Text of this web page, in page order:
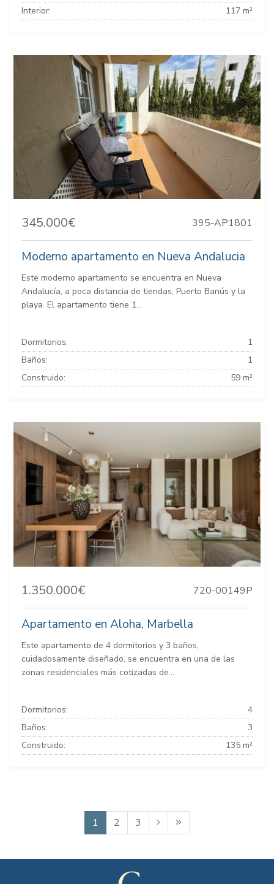
Interior:
117 m²
345.000€ 395-AP1801
Moderno apartamento en Nueva Andalucia
Este moderno apartamento se encuentra en Nueva
Andalucía, a poca distancia de tiendas, Puerto Banús y la
playa. El apartamento tiene 1...
Dormitorios:
1
Baños:
1
Construido:
59 m²
1.350.000€ 720-00149P
Apartamento en Aloha, Marbella
Este apartamento de 4 dormitorios y 3 baños,
cuidadosamente diseñado, se encuentra en una de las
zonas residenciales más cotizadas de...
Dormitorios:
4
Baños:
3
Construido:
135 m²
1 2 3